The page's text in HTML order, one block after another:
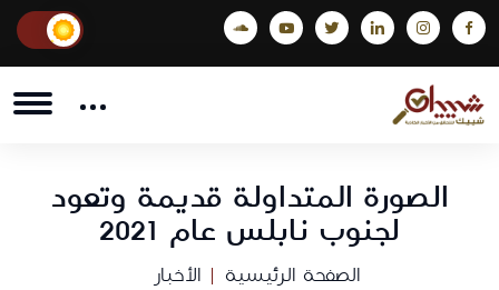
الصورة المتداولة قديمة وتعود
لجنوب نابلس عام 2021
الصفحة الرئيسية الأخبار